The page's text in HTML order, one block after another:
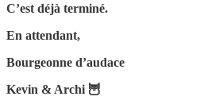
C’est déjà terminé.
En attendant,
Bourgeonne d’audace
Kevin & Archi 🦉